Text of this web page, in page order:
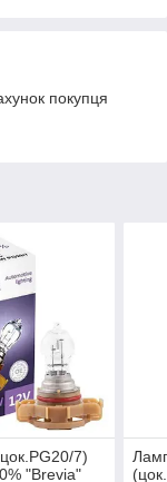
покупця
7)
"Brevia"